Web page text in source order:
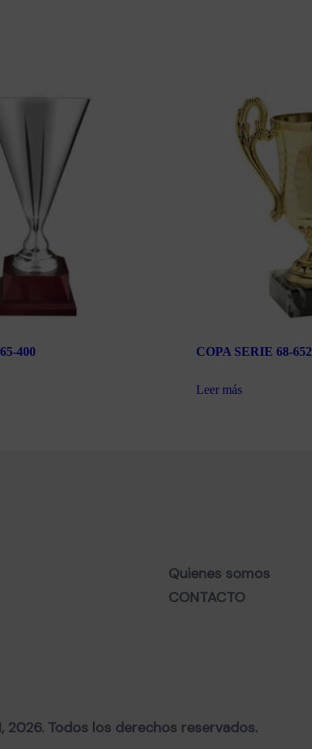
400 COPA SERIE 68-652
Leer más
Quienes somos
CONTACTO
2026. Todos los derechos reservados.